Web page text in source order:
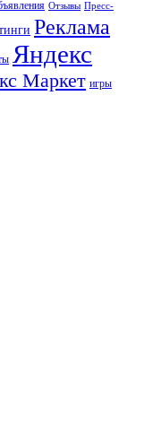
Отзывы Пресс-
Реклама
Яндекс
Маркет игры